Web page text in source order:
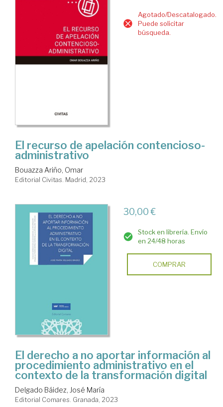
Agotado/Descatalogado.
Puede solicitar
búsqueda.
El recurso de apelación contencioso-
administrativo
Bouazza Ariño, Omar
Editorial Civitas. Madrid, 2023
30,00 €
Stock en librería. Envío
en 24/48 horas
COMPRAR
El derecho a no aportar información al
procedimiento administrativo en el
contexto de la transformación digital
Delgado Báidez, José María
Editorial Comares. Granada, 2023